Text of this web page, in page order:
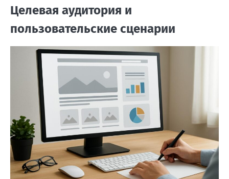
Целевая аудитория и
пользовательские сценарии